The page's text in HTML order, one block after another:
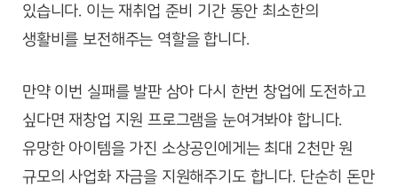
있습니다. 이는 재취업 준비 기간 동안 최소한의
생활비를 보전해주는 역할을 합니다.
만약 이번 실패를 발판 삼아 다시 한번 창업에 도전하고
싶다면 재창업 지원 프로그램을 눈여겨봐야 합니다.
유망한 아이템을 가진 소상공인에게는 최대 2천만 원
규모의 사업화 자금을 지원해주기도 합니다. 단순히 돈만